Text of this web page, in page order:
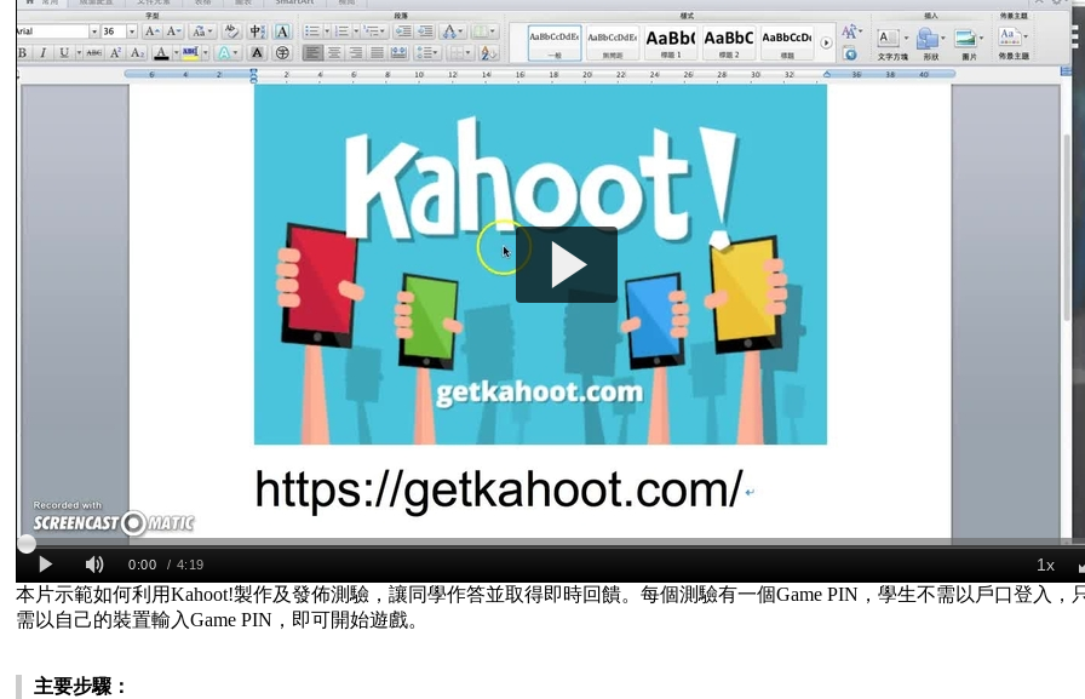
本片示範如何利用Kahoot!製作及發佈測驗，讓同學作答並取得即時回饋。每個測驗有一個Game PIN，學生不需以戶口登入，
需以自己的裝置輸入Game PIN，即可開始遊戲。
主要步驟：